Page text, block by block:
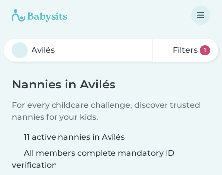
Filters 1
Nannies in Avilés
For every childcare challenge, discover trusted
nannies for your kids.
11 active nannies in Avilés
All members complete mandatory ID
verification